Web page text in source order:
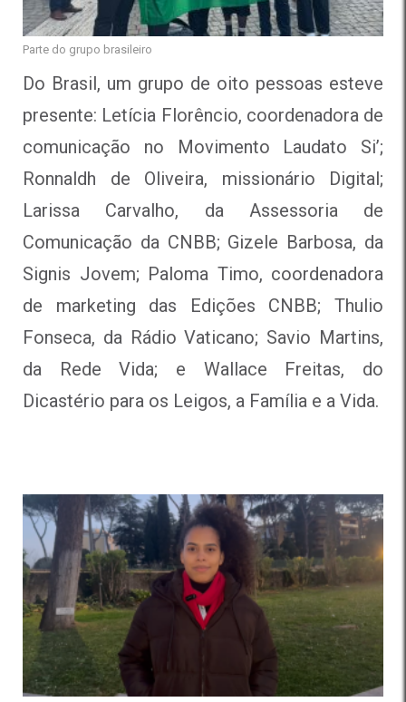
Parte do grupo brasileiro
Do Brasil, um grupo de oito pessoas esteve
presente: Letícia Florêncio, coordenadora de
comunicação no Movimento Laudato Si’;
Ronnaldh de Oliveira, missionário Digital;
Larissa Carvalho, da Assessoria de
Comunicação da CNBB; Gizele Barbosa, da
Signis Jovem; Paloma Timo, coordenadora
de marketing das Edições CNBB; Thulio
Fonseca, da Rádio Vaticano; Savio Martins,
da Rede Vida; e Wallace Freitas, do
Dicastério para os Leigos, a Família e a Vida.